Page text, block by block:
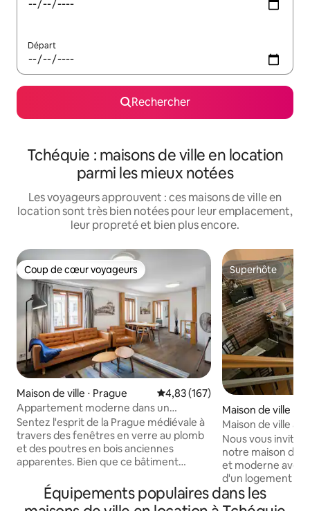
Départ
Rechercher
Tchéquie : maisons de ville en location
parmi les mieux notées
Les voyageurs approuvent : ces maisons de ville en
location sont très bien notées pour leur emplacement,
leur propreté et bien plus encore.
Coup de cœur voyageurs
Coup de cœur voyageurs
Maison de ville ⋅ Prague Évaluation moyenne sur la
4,83 (167)
Appartement moderne dans un
bâtiment pittoresque du XVe siècle
Sentez l'esprit de la Prague médiévale à
travers des fenêtres en verre au plomb
et des poutres en bois anciennes
apparentes. Bien que ce bâtiment
s'agit d'un appartement vraiment
moderne rempli de meubles de bon
Superhôte
Superhôte
Maison de ville ⋅
Maison de ville à
minutes du
Nous vous
notre maison de
et moderne avec
d'un logement
minutes de
maison de ville
Équipements populaires dans les